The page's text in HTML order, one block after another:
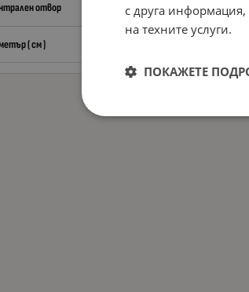
отвор
( см )
с друга
на техните услуги.
ПОКАЖЕТЕ